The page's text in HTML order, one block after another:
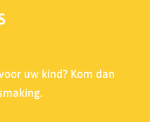
uw kind? Kom dan